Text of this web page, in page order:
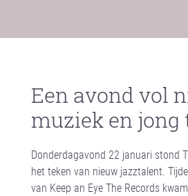
Een avond vol
muziek en jong
Donderdagavond 22 januari stond
het teken van nieuw jazztalent.
van Keep an Eye The Records